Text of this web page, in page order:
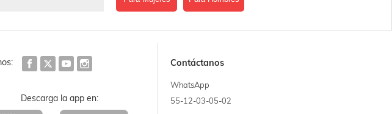
Descarga la app en:
Contáctanos
WhatsApp
55-12-03-05-02